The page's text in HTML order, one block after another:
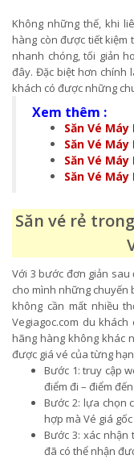
Không những thế, khi
hàng còn được tiết
nhanh chóng, tối giản
đây. Đặc biệt hơn chính
khách có được những
Xem thêm :
Săn Vé
Săn Vé
Săn Vé
Săn Vé
Săn vé rẻ
Với 3 bước đơn giản
cho mình những chuyến
không cần mất nhiều
Vegiagoc.com du
hãng hàng không khác
được giá vé của từng
Bước 1: truy cập
điểm đi – điểm
Bước 2: lựa chọn
hợp mà Vé giá
Bước 3: xác
đã có thể nhận